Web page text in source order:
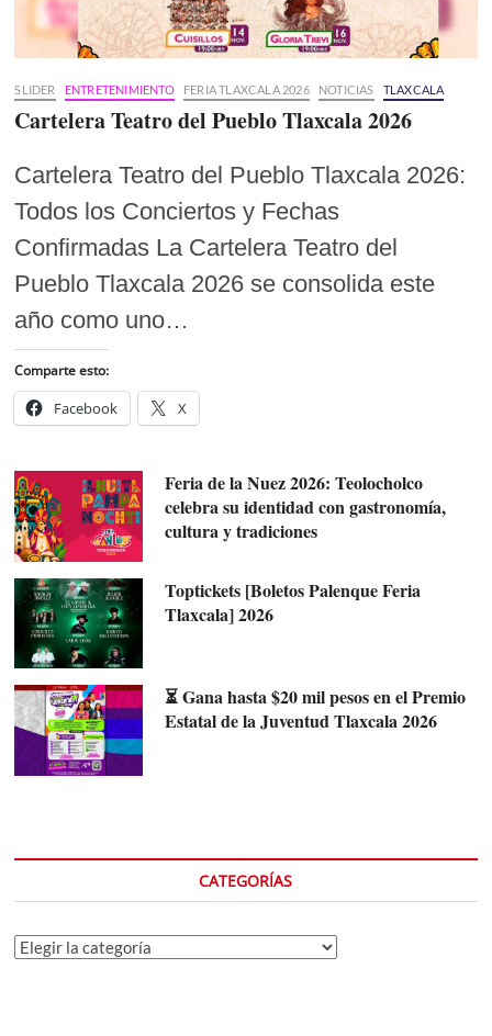
SLIDER ENTRETENIMIENTO FERIA TLAXCALA 2026 NOTICIAS TLAXCALA
Cartelera Teatro del Pueblo Tlaxcala 2026
Cartelera Teatro del Pueblo Tlaxcala 2026:
Todos los Conciertos y Fechas
Confirmadas La Cartelera Teatro del
Pueblo Tlaxcala 2026 se consolida este
año como uno…
Comparte esto:
Facebook X
Feria de la Nuez 2026: Teolocholco
celebra su identidad con gastronomía,
cultura y tradiciones
Toptickets [Boletos Palenque Feria
Tlaxcala] 2026
⏳ Gana hasta $20 mil pesos en el Premio
Estatal de la Juventud Tlaxcala 2026
CATEGORÍAS
Categorías